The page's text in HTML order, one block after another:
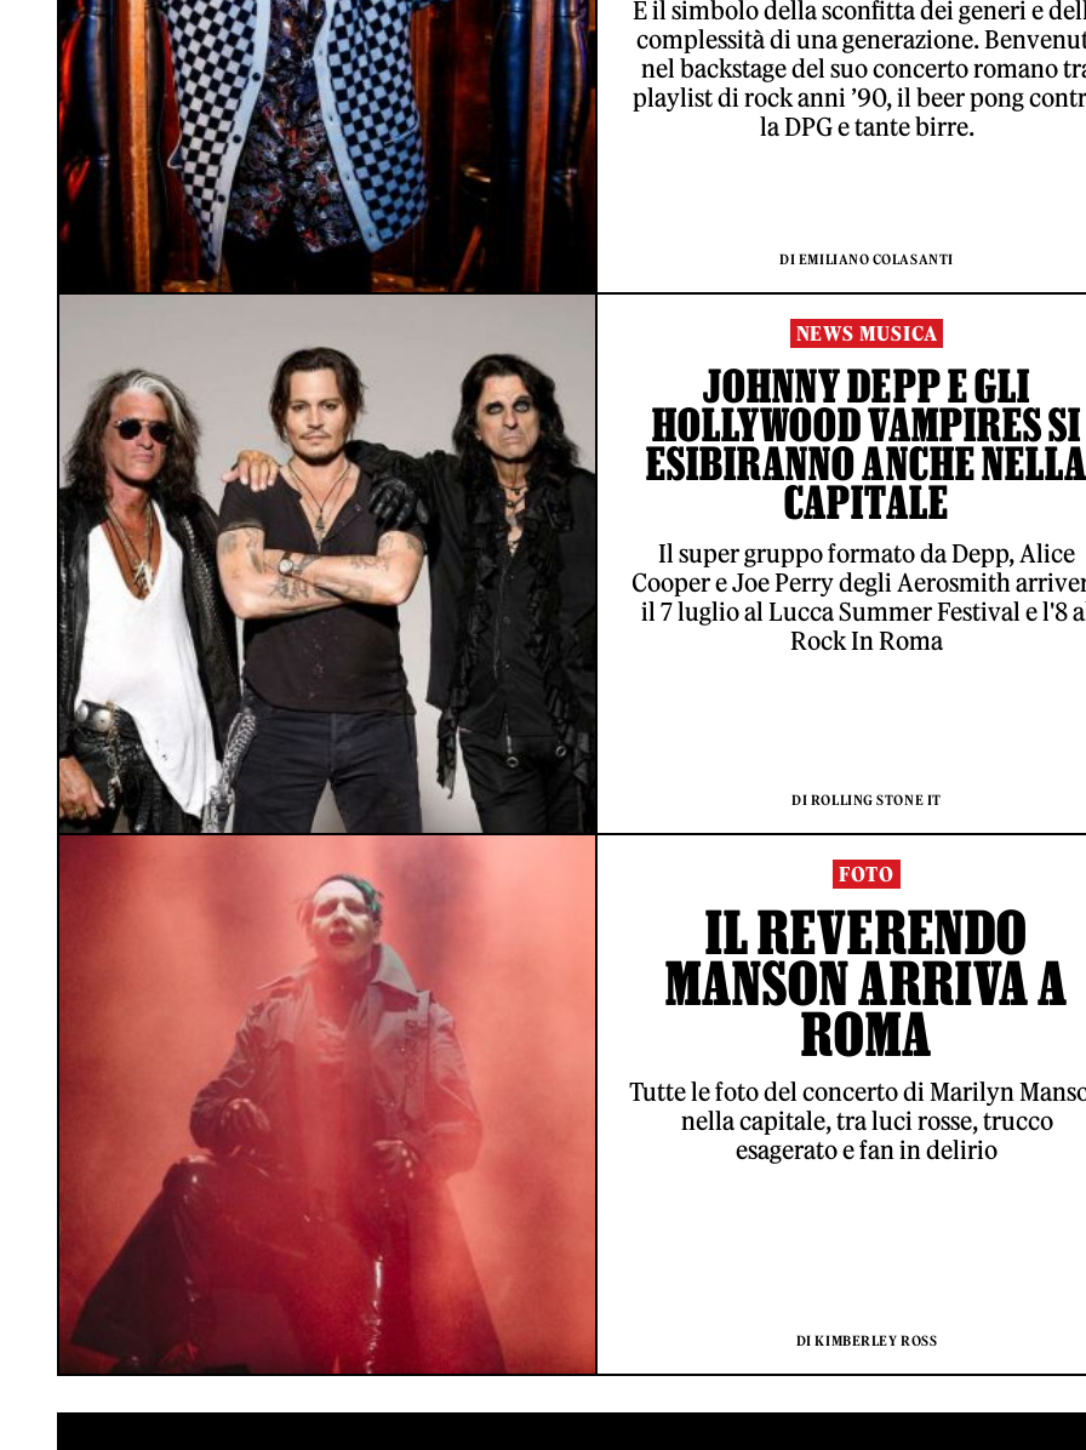
È il simbolo della sconfitta dei generi e
complessità di una generazione.
nel backstage del suo concerto romano
playlist di rock anni ’90, il beer pong
la DPG e tante birre.
DI EMILIANO COLASANTI
NEWS MUSICA
JOHNNY DEPP E GLI
HOLLYWOOD VAMPIRES SI
ESIBIRANNO ANCHE NELLA
CAPITALE
Il super gruppo formato da Depp, Alice
Cooper e Joe Perry degli Aerosmith
il 7 luglio al Lucca Summer Festival e l'8
Rock In Roma
DI ROLLING STONE IT
FOTO
IL REVERENDO
MANSON ARRIVA A
ROMA
Tutte le foto del concerto di Marilyn
nella capitale, tra luci rosse, trucco
esagerato e fan in delirio
DI KIMBERLEY ROSS